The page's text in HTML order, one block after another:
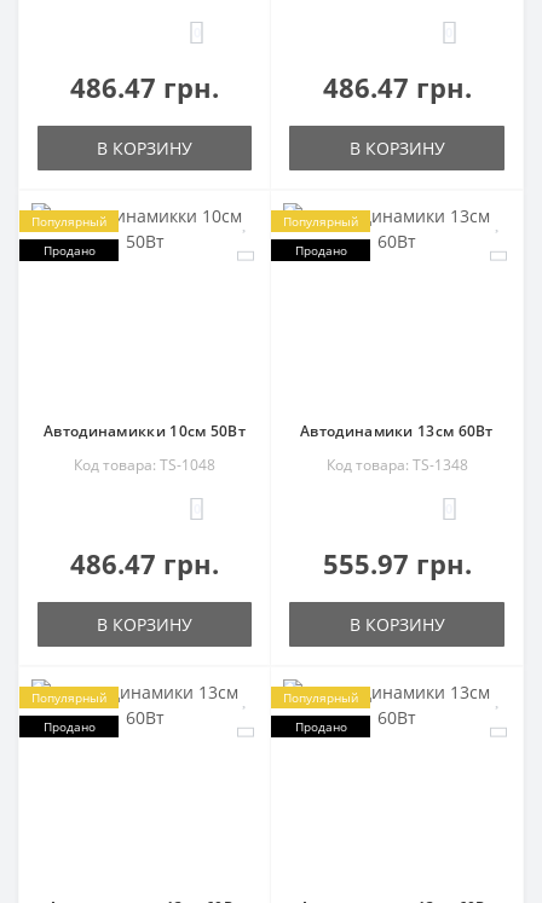
486.47 грн.
В КОРЗИНУ
486.47 грн.
В КОРЗИНУ
Популярный
Продано
Автодинамикки 10см 50Вт
Код товара: TS-1048
486.47 грн.
В КОРЗИНУ
Популярный
Продано
Автодинамики 13см 60Вт
Код товара: TS-1348
555.97 грн.
В КОРЗИНУ
Популярный
Продано
Популярный
Продано